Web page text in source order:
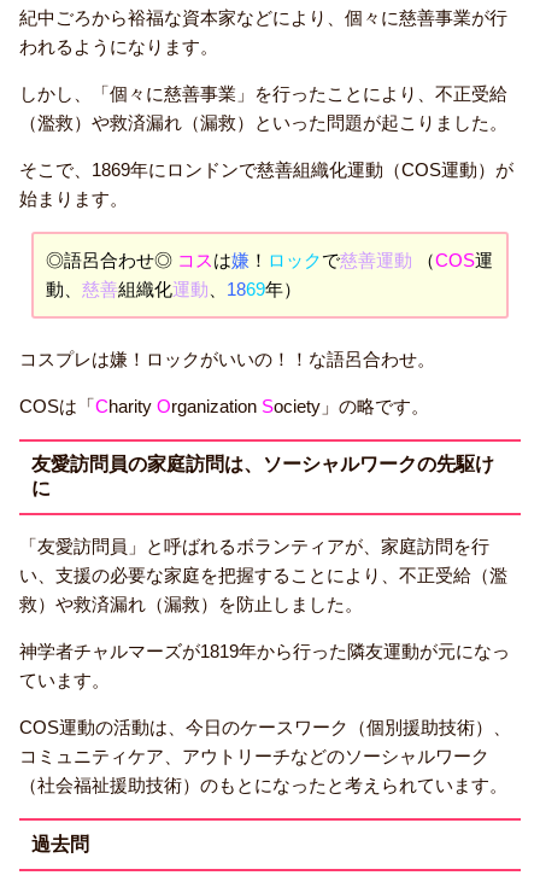
紀中ごろから裕福な資本家などにより、個々に慈善事業が行
われるようになります。
しかし、「個々に慈善事業」を行ったことにより、不正受給
（濫救）や救済漏れ（漏救）といった問題が起こりました。
そこで、1869年にロンドンで慈善組織化運動（COS運動）が
始まります。
◎語呂合わせ◎ コスは嫌 ！ ロックで慈善運動 （COS運
動、 慈善組織化運動 1869年）
コスプレは嫌！ロックがいいの！！な語呂合わせ。
COSは「Charity Organization Society」の略です。
友愛訪問員の家庭訪問は、ソーシャルワークの先駆け
に
「友愛訪問員」と呼ばれるボランティアが、家庭訪問を行
い、支援の必要な家庭を把握することにより、不正受給（濫
救）や救済漏れ（漏救）を防止しました。
神学者チャルマーズが1819年から行った隣友運動が元になっ
ています。
COS運動の活動は、今日のケースワーク（個別援助技術）、
コミュニティケア、アウトリーチなどのソーシャルワーク
（社会福祉援助技術）のもとになったと考えられています。
過去問